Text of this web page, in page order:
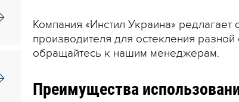
Компания «Инстил Украина» редлагает
производителя для остекления
обращайтесь к нашим менеджерам.
Преимущества